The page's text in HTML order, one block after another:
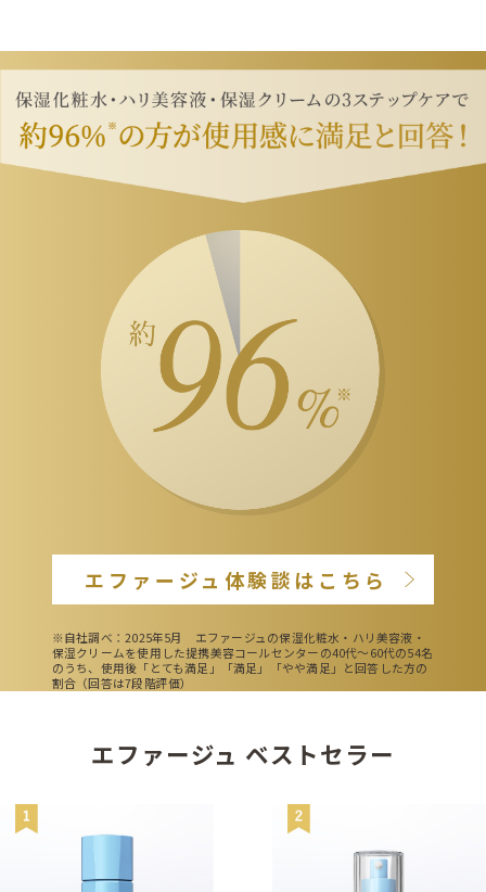
※自社調べ：2025年5月 エファージュの保湿化粧水・ハリ美容液・
保湿クリームを使用した提携美容コールセンターの40代～60代の54名
のうち、使用後「とても満足」「満足」「やや満足」と回答した方の
割合（回答は7段階評価）
エファージュ体験談はこちら
エファージュ ベストセラー​